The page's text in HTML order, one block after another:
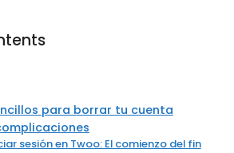
para borrar tu cuenta
sesión en Twoo: El comienzo del fin